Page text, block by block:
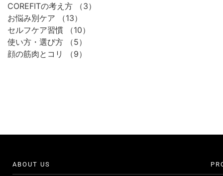
COREFITの考え方 （3）
お悩み別ケア （13）
セルフケア習慣 （10）
使い方・選び方 （5）
顔の筋肉とコリ
（9）
ABOUT US